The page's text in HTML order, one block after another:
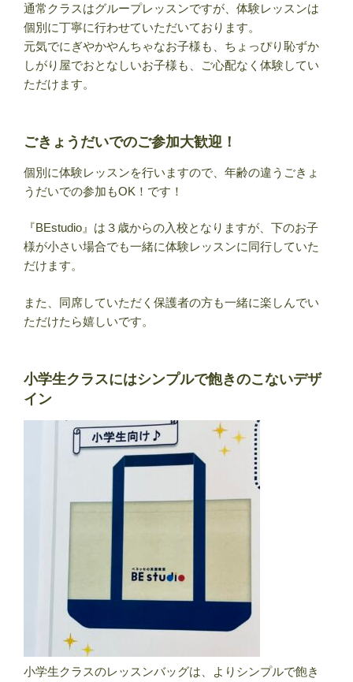
通常クラスはグループレッスンですが、体験レッスンは
個別に丁寧に行わせていただいております。
元気でにぎやかやんちゃなお子様も、ちょっぴり恥ずか
しがり屋でおとなしいお子様も、ご心配なく体験してい
ただけます。
ごきょうだいでのご参加大歓迎！
個別に体験レッスンを行いますので、年齢の違うごきょ
うだいでの参加もOK！です！
『BEstudio』は３歳からの入校となりますが、下のお子
様が小さい場合でも一緒に体験レッスンに同行していた
だけます。
また、同席していただく保護者の方も一緒に楽しんでい
ただけたら嬉しいです。
小学生クラスにはシンプルで飽きのこないデザ
イン
小学生クラスのレッスンバッグは、よりシンプルで飽き